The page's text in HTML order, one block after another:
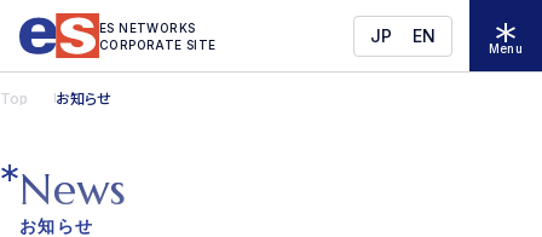
ES NETWORKS
CORPORATE SITE
JP EN
Menu
Top お知らせ
News
お知らせ